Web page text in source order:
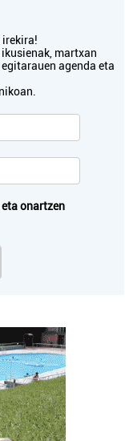
irekira!
martxan
agenda eta
onartzen